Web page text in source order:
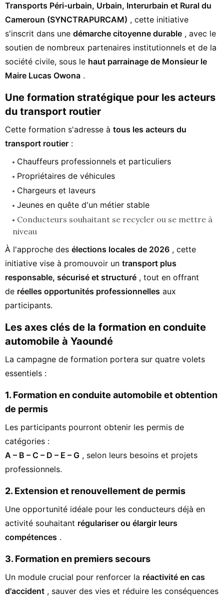
Transports Péri-urbain, Urbain, Interurbain et Rural du
Cameroun (SYNCTRAPURCAM) , cette initiative
s'inscrit dans une démarche citoyenne durable , avec le
soutien de nombreux partenaires institutionnels et de la
société civile, sous le haut parrainage de Monsieur le
Maire Lucas Owona .
Une formation stratégique pour les acteurs
du transport routier
Cette formation s'adresse à tous les acteurs du
transport routier :
Chauffeurs professionnels et particuliers
Propriétaires de véhicules
Chargeurs et laveurs
Jeunes en quête d'un métier stable
Conducteurs souhaitant se recycler ou se mettre à
niveau
À l'approche des élections locales de 2026 , cette
initiative vise à promouvoir un transport plus
responsable, sécurisé et structuré , tout en offrant
de réelles opportunités professionnelles aux
participants.
Les axes clés de la formation en conduite
automobile à Yaoundé
La campagne de formation portera sur quatre volets
essentiels :
1. Formation en conduite automobile et obtention
de permis
Les participants pourront obtenir les permis de
catégories :
A – B – C – D – E – G , selon leurs besoins et projets
professionnels.
2. Extension et renouvellement de permis
Une opportunité idéale pour les conducteurs déjà en
activité souhaitant régulariser ou élargir leurs
compétences .
3. Formation en premiers secours
Un module crucial pour renforcer la réactivité en cas
d'accident , sauver des vies et réduire les conséquences